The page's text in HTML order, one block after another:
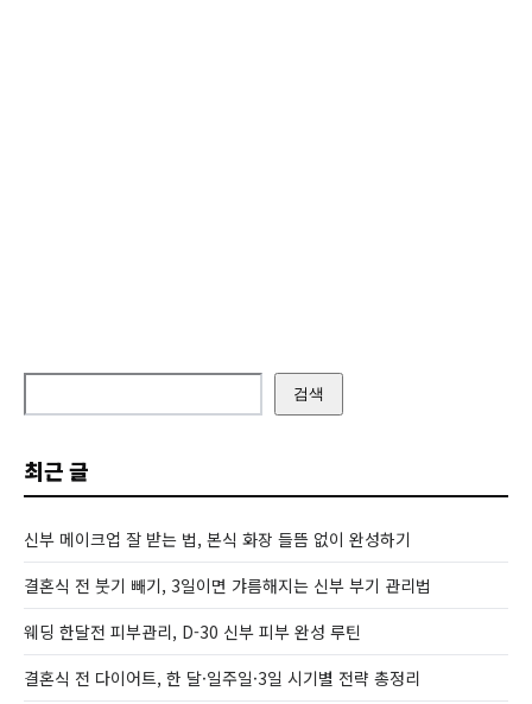
검색
최근 글
신부 메이크업 잘 받는 법, 본식 화장 들뜸 없이 완성하기
결혼식 전 붓기 빼기, 3일이면 갸름해지는 신부 부기 관리법
웨딩 한달전 피부관리, D-30 신부 피부 완성 루틴
결혼식 전 다이어트, 한 달·일주일·3일 시기별 전략 총정리